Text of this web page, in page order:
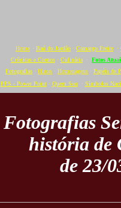
Home · Baú do Jordão · Camargo Freire ·
Crônicas e Contos · Culinária · Fotos
Fotografias · Hinos · Homenagens · Papéis de
PPS - Power Point· Quem Sou· Símbolos
Fotografias
história de
de 23/